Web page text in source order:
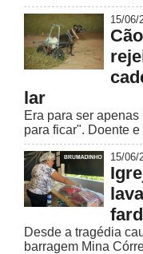
15/06/
lar
Era para ser
para ficar". Doente
15/06/
Desde a tragédia
barragem Mina